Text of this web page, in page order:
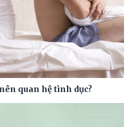
quan hệ tình dục?